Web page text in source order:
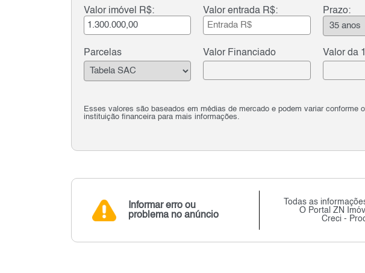
Valor imóvel R$: Valor entrada R$: Prazo:
Parcelas Valor Financiado Valor da
Esses valores são baseados em médias de mercado e podem variar conforme
instituição financeira para mais informações.
Informar erro ou
problema no anúncio
Todas as
O Portal ZN
Creci -